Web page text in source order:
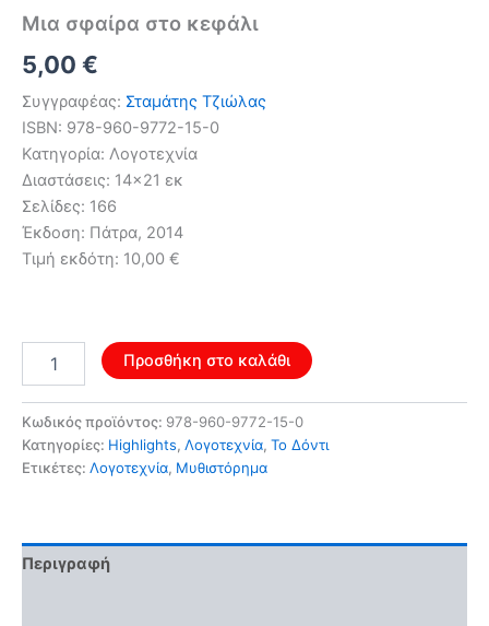
Μια σφαίρα στο κεφάλι
Original
price
was:
8,00 €.
5,00 €
τρέχουσα
τιμή
είναι:
5,00 €.
Συγγραφέας: Σταμάτης Τζιώλας
ISBN: 978-960-9772-15-0
Κατηγορία: Λογοτεχνία
Διαστάσεις: 14×21 εκ
Σελίδες: 166
Έκδοση: Πάτρα, 2014
Τιμή εκδότη: 10,00 €
σφαίρα
κεφάλι
ποσότητα
Προσθήκη στο καλάθι
Κωδικός προϊόντος: 978-960-9772-15-0
Κατηγορίες: Highlights, Λογοτεχνία, Το Δόντι
Ετικέτες: Λογοτεχνία, Μυθιστόρημα
Περιγραφή